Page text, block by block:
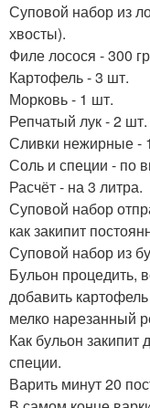
Суповой набор из
хвосты).
Филе лосося - 300
Картофель - 3 шт.
Морковь - 1 шт.
Репчатый лук - 2 шт.
Сливки нежирные -
Соль и специи - по
Расчёт - на 3 литра.
Суповой набор
как закипит
Суповой набор из
Бульон процедить,
добавить
мелко нарезанный
Как бульон закипит
специи.
Варить минут 20